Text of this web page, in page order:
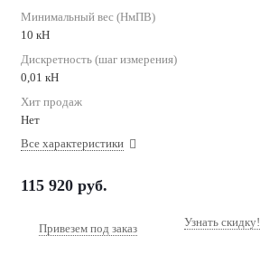
Минимальный вес (НмПВ)
10 кН
Дискретность (шаг измерения)
0,01 кН
Хит продаж
Нет
Все характеристики
115 920 руб.
Привезем под заказ Узнать скидку!